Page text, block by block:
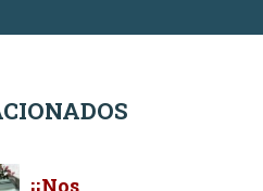
¡¡Nos